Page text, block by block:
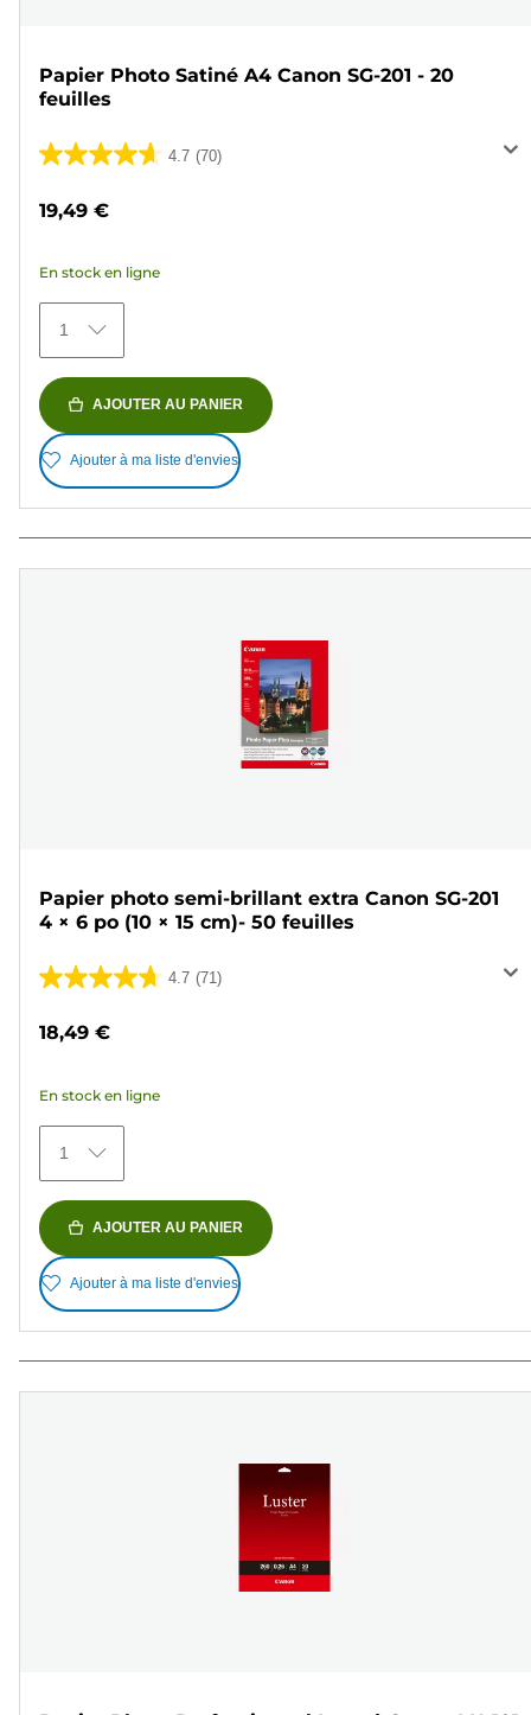
Papier Photo Satiné A4 Canon SG-201 - 20
feuilles
4.7 (70)
4.7
5
70
avis
19,49 €
En stock en ligne
1
AJOUTER AU PANIER
Ajouter à ma liste d'envies
Papier photo semi-brillant extra Canon SG-201
4 × 6 po (10 × 15 cm)- 50 feuilles
4.7 (71)
4.7
71
avis
18,49 €
En stock en ligne
1
AJOUTER AU PANIER
Ajouter à ma liste d'envies